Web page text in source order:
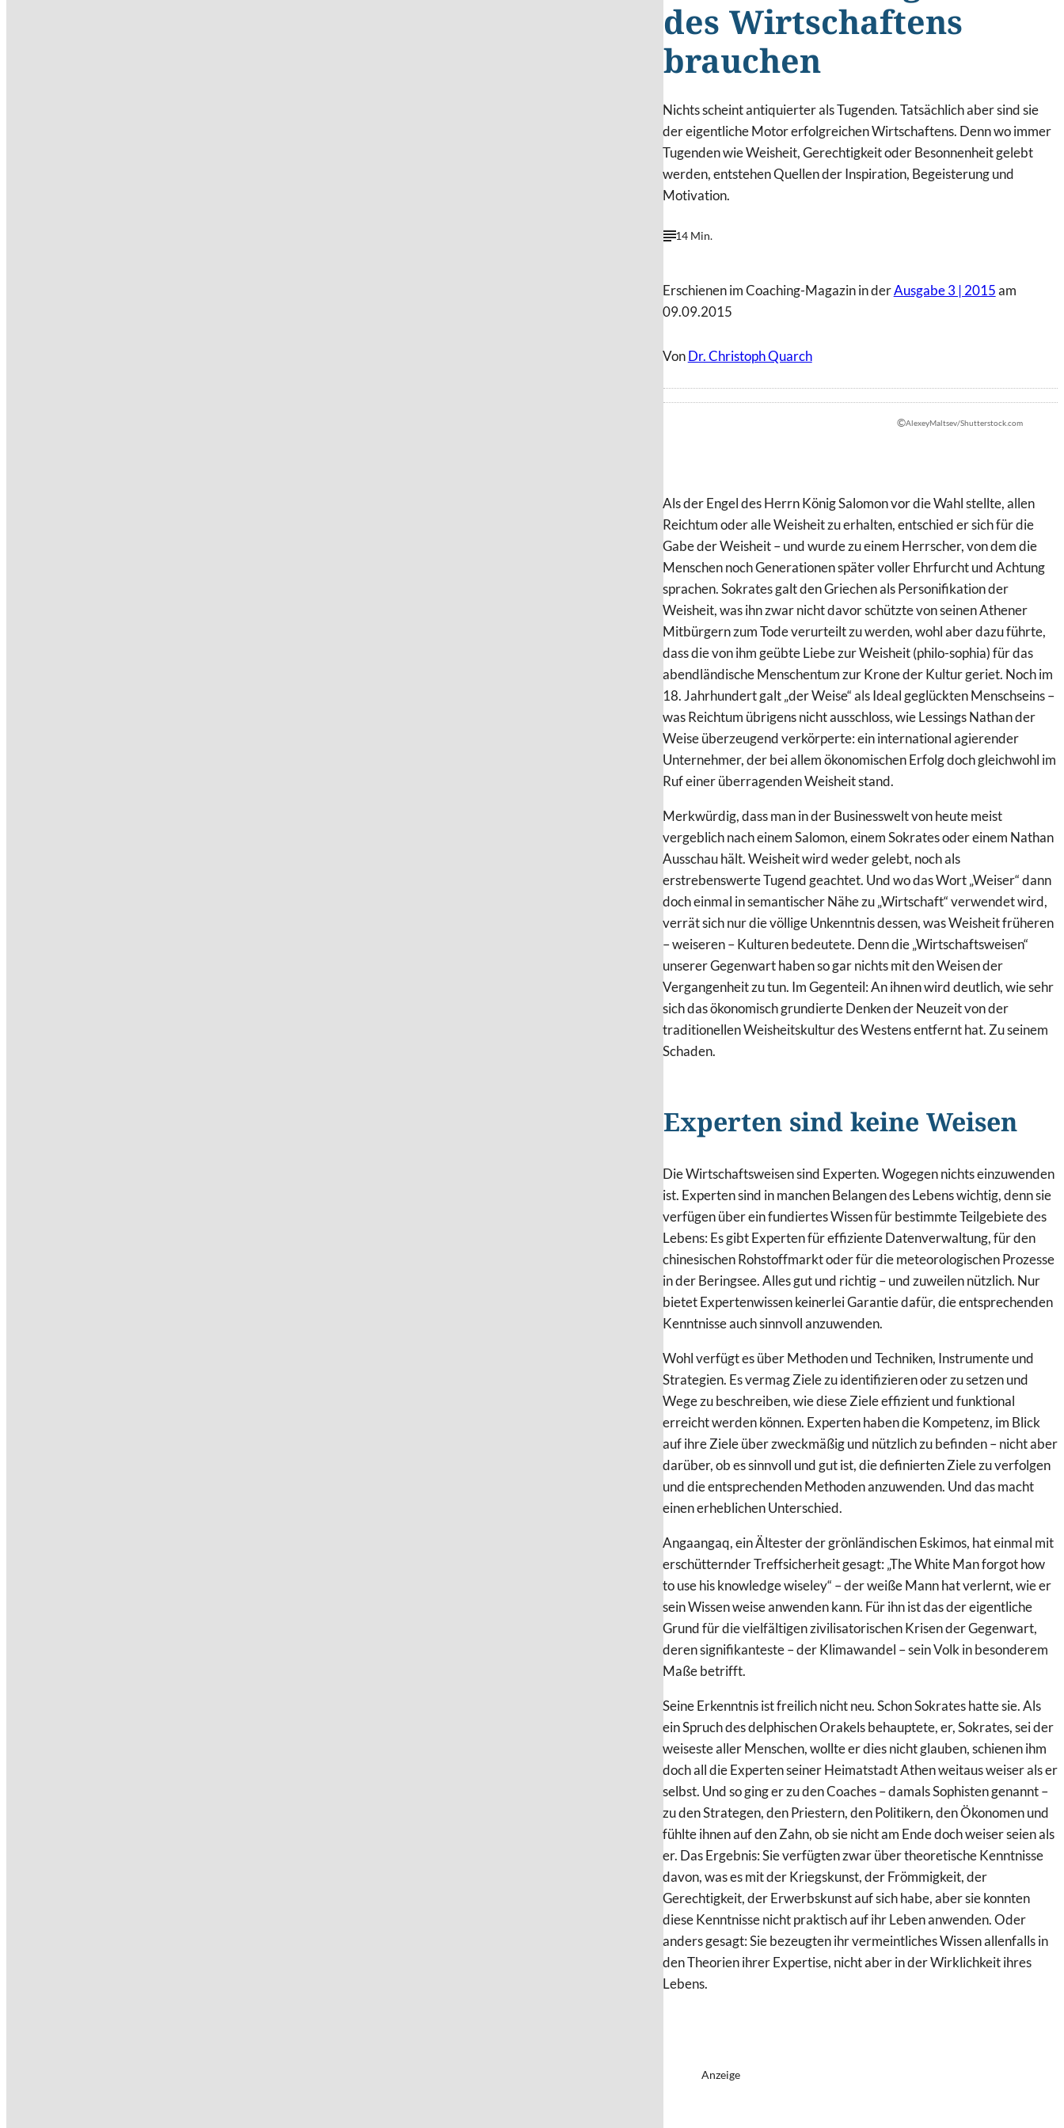
des Wirtschaftens
brauchen
Nichts scheint antiquierter als Tugenden. Tatsächlich aber sind sie
der eigentliche Motor erfolgreichen Wirtschaftens. Denn wo immer
Tugenden wie Weisheit, Gerechtigkeit oder Besonnenheit gelebt
werden, entstehen Quellen der Inspiration, Begeisterung und
Motivation.
14 Min.
Erschienen im Coaching-Magazin in derAusgabe 3 | 2015am
09.09.2015
VonDr. Christoph Quarch
©AlexeyMaltsev/Shutterstock.com
Als der Engel des Herrn König Salomon vor die Wahl stellte, allen
Reichtum oder alle Weisheit zu erhalten, entschied er sich für die
Gabe der Weisheit – und wurde zu einem Herrscher, von dem die
Menschen noch Generationen später voller Ehrfurcht und Achtung
sprachen. Sokrates galt den Griechen als Personifikation der
Weisheit, was ihn zwar nicht davor schützte von seinen Athener
Mitbürgern zum Tode verurteilt zu werden, wohl aber dazu führte,
dass die von ihm geübte Liebe zur Weisheit (philo-sophia) für das
abendländische Menschentum zur Krone der Kultur geriet. Noch im
18. Jahrhundert galt „der Weise“ als Ideal geglückten Menschseins –
was Reichtum übrigens nicht ausschloss, wie Lessings Nathan der
Weise überzeugend verkörperte: ein international agierender
Unternehmer, der bei allem ökonomischen Erfolg doch gleichwohl im
Ruf einer überragenden Weisheit stand.
Merkwürdig, dass man in der Businesswelt von heute meist
vergeblich nach einem Salomon, einem Sokrates oder einem Nathan
Ausschau hält. Weisheit wird weder gelebt, noch als
erstrebenswerte Tugend geachtet. Und wo das Wort „Weiser“ dann
doch einmal in semantischer Nähe zu „Wirtschaft“ verwendet wird,
verrät sich nur die völlige Unkenntnis dessen, was Weisheit früheren
– weiseren – Kulturen bedeutete. Denn die „Wirtschaftsweisen“
unserer Gegenwart haben so gar nichts mit den Weisen der
Vergangenheit zu tun. Im Gegenteil: An ihnen wird deutlich, wie sehr
sich das ökonomisch grundierte Denken der Neuzeit von der
traditionellen Weisheitskultur des Westens entfernt hat. Zu seinem
Schaden.
Experten sind keine Weisen
Die Wirtschaftsweisen sind Experten. Wogegen nichts einzuwenden
ist. Experten sind in manchen Belangen des Lebens wichtig, denn sie
verfügen über ein fundiertes Wissen für bestimmte Teilgebiete des
Lebens: Es gibt Experten für effiziente Datenverwaltung, für den
chinesischen Rohstoffmarkt oder für die meteorologischen Prozesse
in der Beringsee. Alles gut und richtig – und zuweilen nützlich. Nur
bietet Expertenwissen keinerlei Garantie dafür, die entsprechenden
Kenntnisse auch sinnvoll anzuwenden.
Wohl verfügt es über Methoden und Techniken, Instrumente und
Strategien. Es vermag Ziele zu identifizieren oder zu setzen und
Wege zu beschreiben, wie diese Ziele effizient und funktional
erreicht werden können. Experten haben die Kompetenz, im Blick
auf ihre Ziele über zweckmäßig und nützlich zu befinden – nicht aber
darüber, ob es sinnvoll und gut ist, die definierten Ziele zu verfolgen
und die entsprechenden Methoden anzuwenden. Und das macht
einen erheblichen Unterschied.
Angaangaq, ein Ältester der grönländischen Eskimos, hat einmal mit
erschütternder Treffsicherheit gesagt: „The White Man forgot how
to use his knowledge wiseley“ – der weiße Mann hat verlernt, wie er
sein Wissen weise anwenden kann. Für ihn ist das der eigentliche
Grund für die vielfältigen zivilisatorischen Krisen der Gegenwart,
deren signifikanteste – der Klimawandel – sein Volk in besonderem
Maße betrifft.
Seine Erkenntnis ist freilich nicht neu. Schon Sokrates hatte sie. Als
ein Spruch des delphischen Orakels behauptete, er, Sokrates, sei der
weiseste aller Menschen, wollte er dies nicht glauben, schienen ihm
doch all die Experten seiner Heimatstadt Athen weitaus weiser als er
selbst. Und so ging er zu den Coaches – damals Sophisten genannt –
zu den Strategen, den Priestern, den Politikern, den Ökonomen und
fühlte ihnen auf den Zahn, ob sie nicht am Ende doch weiser seien als
er. Das Ergebnis: Sie verfügten zwar über theoretische Kenntnisse
davon, was es mit der Kriegskunst, der Frömmigkeit, der
Gerechtigkeit, der Erwerbskunst auf sich habe, aber sie konnten
diese Kenntnisse nicht praktisch auf ihr Leben anwenden. Oder
anders gesagt: Sie bezeugten ihr vermeintliches Wissen allenfalls in
den Theorien ihrer Expertise, nicht aber in der Wirklichkeit ihres
Lebens.
Anzeige